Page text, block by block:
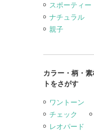
スポーティー
ナチュラル
親子
カラー・柄・
トをさがす
ワントーン
チェック
レオパード